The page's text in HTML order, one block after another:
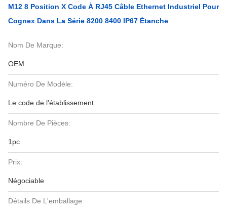
M12 8 Position X Code À RJ45 Câble Ethernet Industriel Pour
Cognex Dans La Série 8200 8400 IP67 Étanche
Nom De Marque:
OEM
Numéro De Modèle:
Le code de l'établissement
Nombre De Pièces:
1pc
Prix:
Négociable
Détails De L'emballage: